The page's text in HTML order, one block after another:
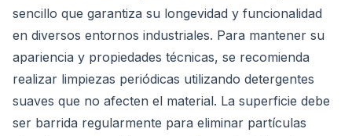
sencillo que garantiza su longevidad y funcionalidad
en diversos entornos industriales. Para mantener su
apariencia y propiedades técnicas, se recomienda
realizar limpiezas periódicas utilizando detergentes
suaves que no afecten el material. La superficie debe
ser barrida regularmente para eliminar partículas